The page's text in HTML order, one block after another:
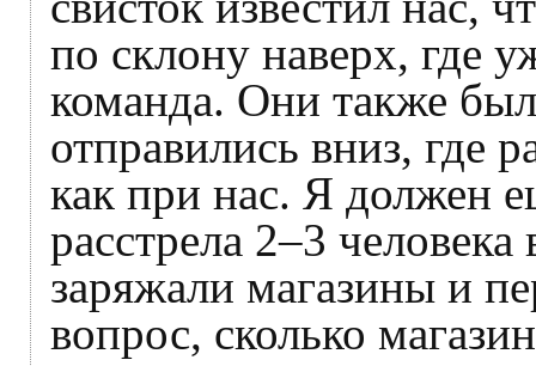
по склону наверх, где
команда. Они также
отправились вниз, где
как при нас. Я должен
расстрела 2–3
заряжали магазины и
вопрос, сколько